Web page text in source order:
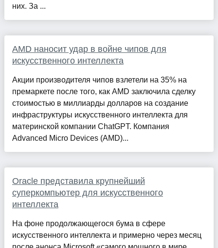
них. За ...
AMD наносит удар в войне чипов для
искусственного интеллекта
Акции производителя чипов взлетели на 35% на
премаркете после того, как AMD заключила сделку
стоимостью в миллиарды долларов на создание
инфраструктуры искусственного интеллекта для
материнской компании ChatGPT. Компания
Advanced Micro Devices (AMD)...
Oracle представила крупнейший
суперкомпьютер для искусственного
интеллекта
На фоне продолжающегося бума в сфере
искусственного интеллекта и примерно через месяц